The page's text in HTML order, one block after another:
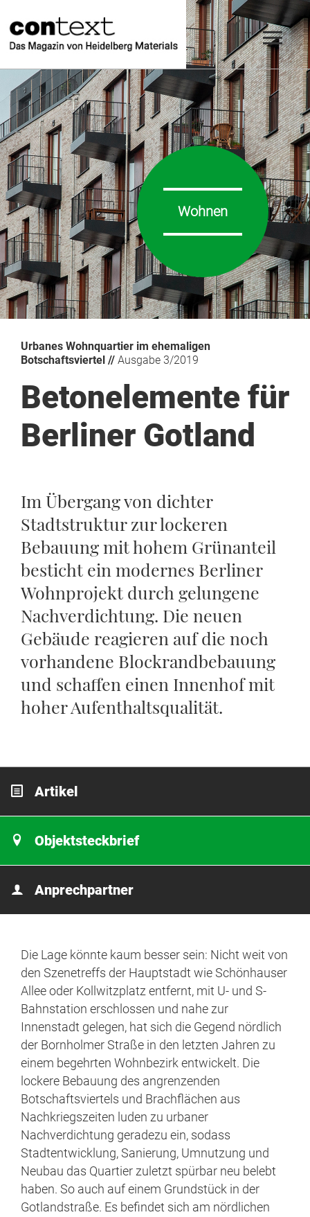
Urbanes Wohnquartier im ehemaligen
Botschaftsviertel // Ausgabe 3/2019
Betonelemente für
Berliner Gotland
Im Übergang von dichter
Stadtstruktur zur lockeren
Bebauung mit hohem Grünanteil
besticht ein modernes Berliner
Wohnprojekt durch gelungene
Nachverdichtung. Die neuen
Gebäude reagieren auf die noch
vorhandene Blockrandbebauung
und schaffen einen Innenhof mit
hoher Aufenthaltsqualität.
Wohnen
Artikel
Objektsteckbrief
Anprechpartner
Die Lage könnte kaum besser sein: Nicht weit von
den Szenetreffs der Hauptstadt wie Schönhauser
Allee oder Kollwitzplatz entfernt, mit U- und S-
Bahnstation erschlossen und nahe zur
Innenstadt gelegen, hat sich die Gegend nördlich
der Bornholmer Straße in den letzten Jahren zu
einem begehrten Wohnbezirk entwickelt. Die
lockere Bebauung des angrenzenden
Botschaftsviertels und Brachflächen aus
Nachkriegszeiten luden zu urbaner
Nachverdichtung geradezu ein, sodass
Stadtentwicklung, Sanierung, Umnutzung und
Neubau das Quartier zuletzt spürbar neu belebt
haben. So auch auf einem Grundstück in der
Gotlandstraße. Es befindet sich am nördlichen